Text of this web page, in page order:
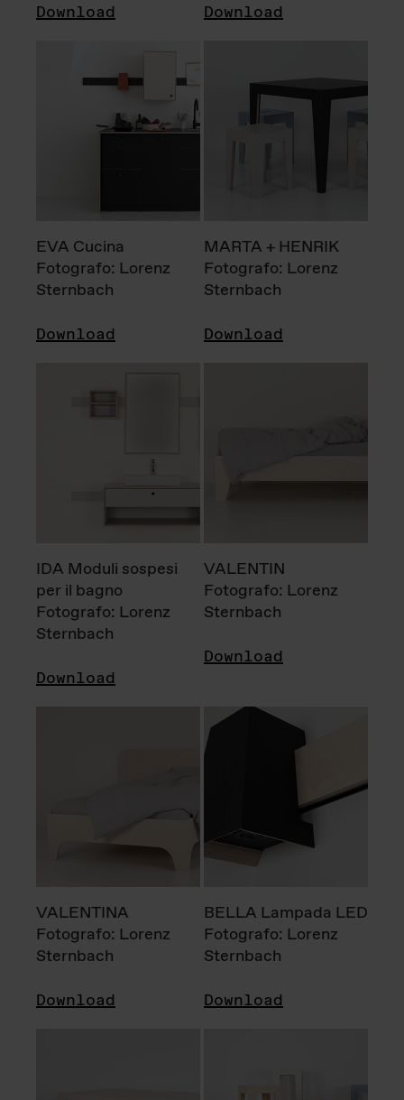
Download Download
EVA Cucina
Fotografo: Lorenz
Sternbach
Download
MARTA + HENRIK
Fotografo: Lorenz
Sternbach
Download
IDA Moduli sospesi
per il bagno
Fotografo: Lorenz
Sternbach
Download
VALENTIN
Fotografo: Lorenz
Sternbach
Download
VALENTINA
Fotografo: Lorenz
Sternbach
Download
BELLA Lampada LED
Fotografo: Lorenz
Sternbach
Download